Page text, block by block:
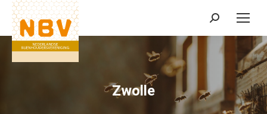
Zoeken:
Zwolle